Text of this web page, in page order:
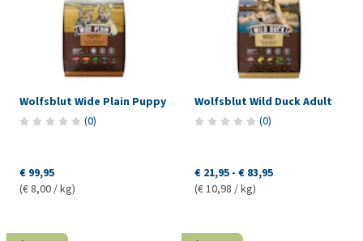
Wolfsblut Wide Plain Puppy
(0)
€ 99,95
(€ 8,00 / kg)
Wolfsblut Wild Duck Adult
(0)
€ 21,95 - € 83,95
(€ 10,98 / kg)